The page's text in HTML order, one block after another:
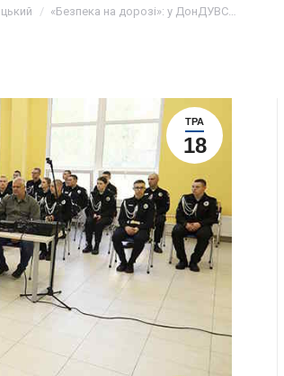
«Безпека на дорозі»: у ДонДУВС…
ТРА
18